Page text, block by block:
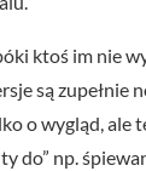
ktoś im nie
są zupełnie
o wygląd, ale
do” np.